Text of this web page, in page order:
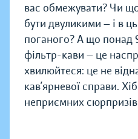
вас обмежувати? Чи
бути двуликими — і в
поганого? А що понад
фільтр-кави — це
хвилюйтеся: це не
кав’ярневої справи.
неприємних